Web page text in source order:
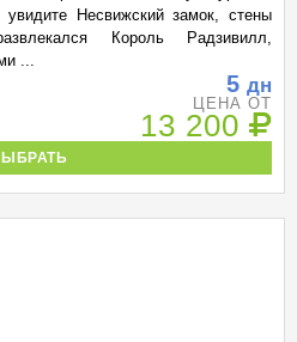
Несвижский замок, стены
Король Радзивилл,
...
5 дн
ЦЕНА ОТ
13 200